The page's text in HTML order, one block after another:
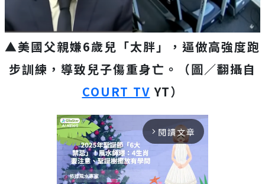
▲美國父親嫌6歲兒「太胖」，逼做高強度跑
步訓練，導致兒子傷重身亡。（圖／翻攝自
COURT TV YT）
arrow_forward_ios 閱讀文章